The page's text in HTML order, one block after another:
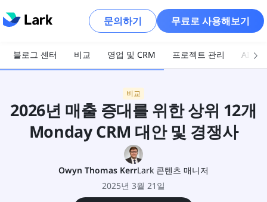
문의하기 무료로 사용해보기
블로그 센터 비교 영업 및 CRM 프로젝트 관리 AI 및
비교
2026년 매출 증대를 위한 상위 12개
Monday CRM 대안 및 경쟁사
Owyn Thomas KerrLark 콘텐츠 매니저
2025년 3월 21일